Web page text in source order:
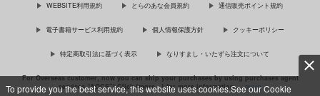
To provide you the best service, this website uses cookies.See our Cookie
WEBSITE利用規約 とらのあな会員規約 通信販売ポイント規約
電子書籍サービス利用規約 個人情報保護方針 クッキーポリシー
特定商取引法に基づく表示 なりすまし・いたずら注文について
For Overseas customer, now you can ship your purchases by using purchases agent
services “AOCS”! Click {more…} for more information …more